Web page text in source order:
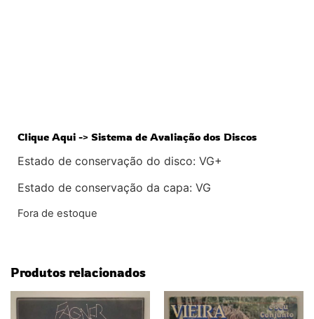
Clique Aqui -> Sistema de Avaliação dos Discos
Estado de conservação do disco: VG+
Estado de conservação da capa: VG
Fora de estoque
Produtos relacionados